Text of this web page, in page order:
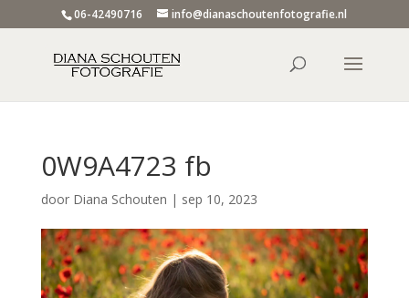
06-42490716 info@dianaschoutenfotografie.nl
0W9A4723 fb
door Diana Schouten | sep 10, 2023